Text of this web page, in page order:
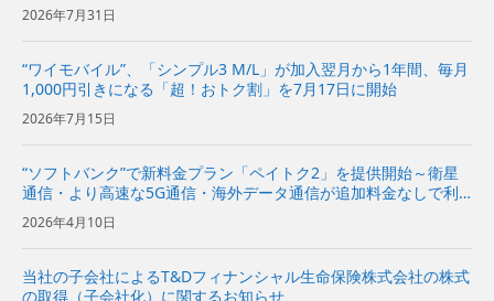
2026年7月31日
“ワイモバイル”、「シンプル3 M/L」が加入翌月から1年間、毎月
1,000円引きになる「超！おトク割」を7月17日に開始
2026年7月15日
“ソフトバンク”で新料金プラン「ペイトク2」を提供開始～衛星
通信・より高速な5G通信・海外データ通信が追加料金なしで利
用でき、経済圏特典の拡充でPayPayポイント付与率が従来プラ
ンの2倍に～
2026年4月10日
当社の子会社によるT&Dフィナンシャル生命保険株式会社の株式
の取得（子会社化）に関するお知らせ